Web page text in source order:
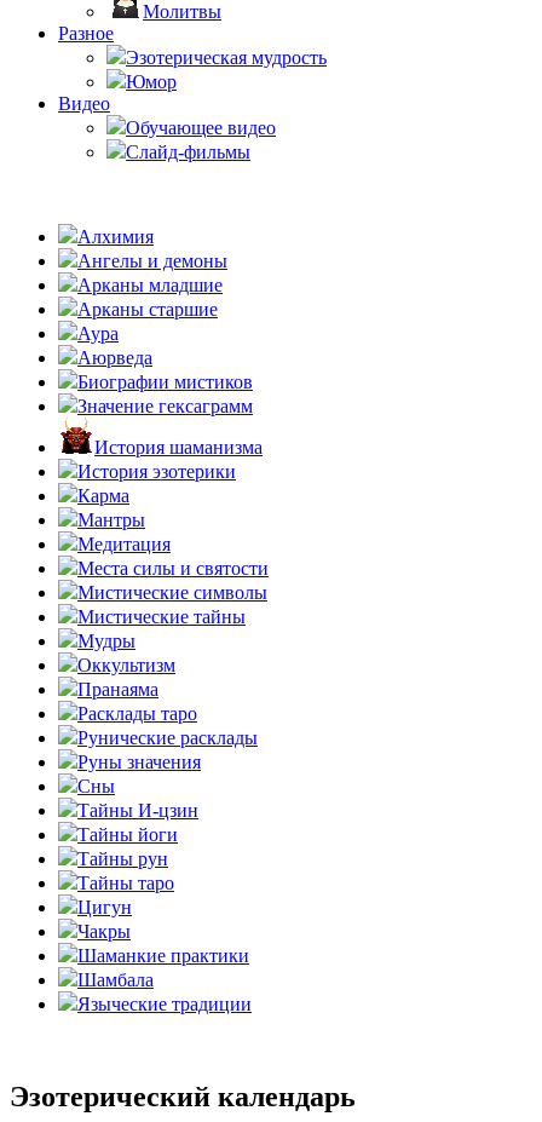
Молитвы
Разное
Эзотерическая мудрость
Юмор
Видео
Обучающее видео
Слайд-фильмы
Алхимия
Ангелы и демоны
Арканы младшие
Арканы старшие
Аура
Аюрведа
Биографии мистиков
Значение гексаграмм
История шаманизма
История эзотерики
Карма
Мантры
Медитация
Места силы и святости
Мистические символы
Мистические тайны
Мудры
Оккультизм
Пранаяма
Расклады таро
Рунические расклады
Руны значения
Сны
Тайны И-цзин
Тайны йоги
Тайны рун
Тайны таро
Цигун
Чакры
Шаманкие практики
Шамбала
Языческие традиции
Эзотерический календарь